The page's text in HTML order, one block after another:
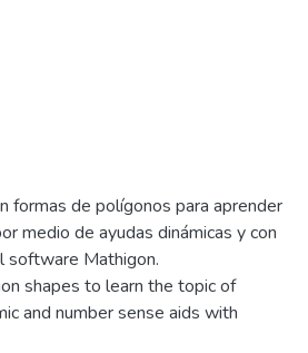
formas de polígonos para aprender
medio de ayudas dinámicas y con
software Mathigon.
shapes to learn the topic of
and number sense aids with